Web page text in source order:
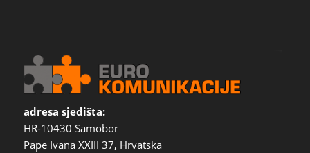
adresa sjedišta:
HR-10430 Samobor
Pape Ivana XXIII 37, Hrvatska